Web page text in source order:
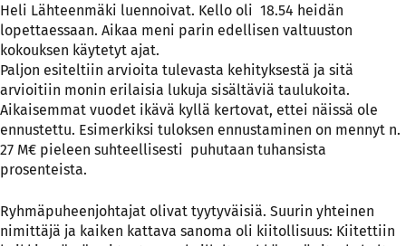
Heli Lähteenmäki luennoivat. Kello oli 18.54 heidän
lopettaessaan. Aikaa meni parin edellisen valtuuston
kokouksen käytetyt ajat.
Paljon esiteltiin arvioita tulevasta kehityksestä ja sitä
arvioitiin monin erilaisia lukuja sisältäviä taulukoita.
Aikaisemmat vuodet ikävä kyllä kertovat, ettei näissä ole
ennustettu. Esimerkiksi tuloksen ennustaminen on mennyt n.
27 M€ pieleen suhteellisesti puhutaan tuhansista
prosenteista.
Ryhmäpuheenjohtajat olivat tyytyväisiä. Suurin yhteinen
nimittäjä ja kaiken kattava sanoma oli kiitollisuus: Kiitettiin